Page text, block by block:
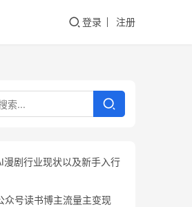
登录 注册
漫剧行业现状以及新手入行
众号读书博主流量主变现